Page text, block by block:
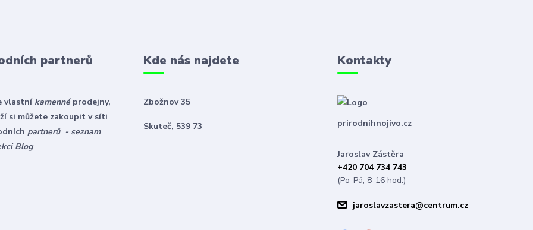
partnerů
vlastní kamennéprodejny,
si můžete zakoupit v síti
partnerů - seznam
Blog
Kde nás najdete
Zbožnov 35
Skuteč, 539 73
Kontakty
prirodnihnojivo.cz
Jaroslav Zástěra
+420 704 734 743
(Po-Pá, 8-16 hod.)
jaroslavzastera@centrum.cz